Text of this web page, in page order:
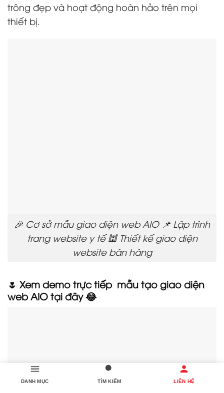
trông đẹp và hoạt động hoàn hảo trên mọi
thiết bị.
🎉 Cơ sở mẫu giao diện web AIO 📌 Lập trình
trang website y tế 🕍 Thiết kế giao diện
website bán hàng
🌷 Xem demo trực tiếp mẫu tạo giao diện
web AIO tại đây 😂
DANH MỤC TÌM KIẾM LIÊN HỆ